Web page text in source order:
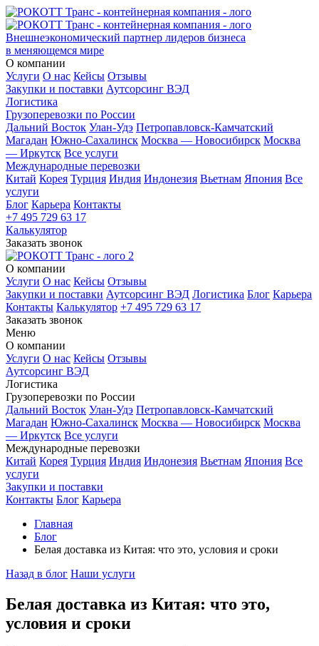
Внешнеэкономический партнер лидеров бизнеса
в меняющемся мире
О компании
Услуги О нас Кейсы Отзывы
Закупки и поставки Аутсорсинг ВЭД
Логистика
Грузоперевозки по России
Дальний Восток Улан-Удэ Петропавловск-Камчатский
Магадан Южно-Сахалинск Москва — Новосибирск Москва
— Иркутск Все услуги
Международные перевозки
Китай Корея Турция Индия Индонезия Вьетнам Япония Все
услуги
Блог Карьера Контакты
+7 495 729 63 17
Калькулятор
Заказать звонок
О компании
Услуги О нас Кейсы Отзывы
Закупки и поставки Аутсорсинг ВЭД Логистика Блог Карьера
Контакты Калькулятор +7 495 729 63 17
Заказать звонок
Меню
О компании
Услуги О нас Кейсы Отзывы
Аутсорсинг ВЭД
Логистика
Грузоперевозки по России
Дальний Восток Улан-Удэ Петропавловск-Камчатский
Магадан Южно-Сахалинск Москва — Новосибирск Москва
— Иркутск Все услуги
Международные перевозки
Китай Корея Турция Индия Индонезия Вьетнам Япония Все
услуги
Закупки и поставки
Контакты Блог Карьера
Главная
Блог
Белая доставка из Китая: что это, условия и сроки
Назад в блог Наши услуги
Белая доставка из Китая: что это,
условия и сроки